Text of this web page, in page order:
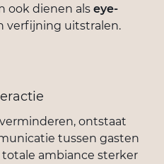
ook dienen als eye-
verfijning uitstralen.
ontstaat
tussen gasten
ambiance sterker